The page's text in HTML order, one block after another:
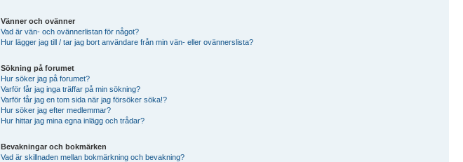
Vänner och ovänner
Vad är vän- och ovännerlistan för något?
Hur lägger jag till / tar jag bort användare från min vän- eller ovännerslista?
Sökning på forumet
Hur söker jag på forumet?
Varför får jag inga träffar på min sökning?
Varför får jag en tom sida när jag försöker söka!?
Hur söker jag efter medlemmar?
Hur hittar jag mina egna inlägg och trådar?
Bevakningar och bokmärken
Vad är skillnaden mellan bokmärkning och bevakning?